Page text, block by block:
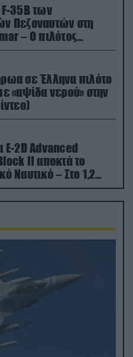
F-35B των
Πεζοναυτών στη
– Ο πιλότος
εγκαίρως
σε Έλληνα πιλότο
«αψίδα νερού» στην
E-2D Advanced
II αποκτά το
Ναυτικό – Στο 1,2
το κόστος